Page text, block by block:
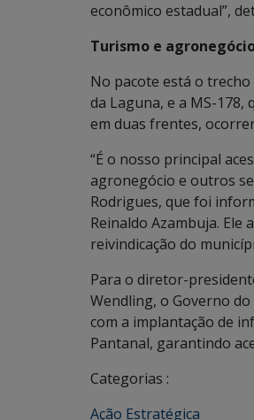
econômico estadual”,
Turismo e
No pacote está o trecho
da Laguna, e a MS-
em duas frentes,
“É o nosso principal
agronegócio e outros
Rodrigues, que foi
Reinaldo Azambuja.
reivindicação do
Para o diretor-
Wendling, o Governo
com a implantação de
Pantanal, garantindo
Categorias :
Ação Estratégica